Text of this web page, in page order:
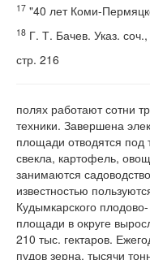
17 "40 лет Коми-
18 Г. Т. Бачев. Указ.
стр. 216
полях работают сотни
техники. Завершена
площади отводятся под
свекла, картофель,
занимаются
известностью
Кудымкарского
площади в округе
210 тыс. гектаров.
пудов зерна, тысячи